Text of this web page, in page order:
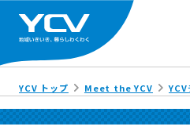
YCV トップ Meet the YCV YCV